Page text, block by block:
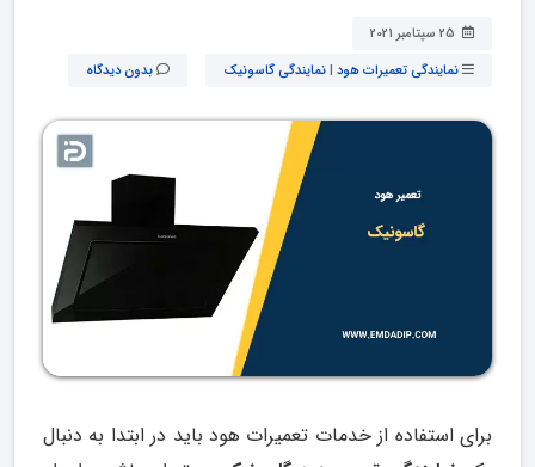
نمایندگی تعمیرات هود |نمایندگی گاسونیک بدون دیدگاه
برای استفاده از خدمات تعمیرات هود باید در ابتدا به دنبال